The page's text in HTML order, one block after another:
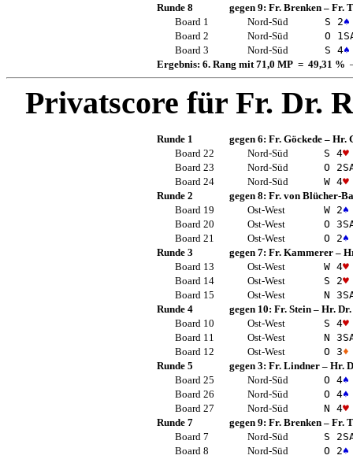
Runde 8
gegen 9: Fr. Brenken – Fr.
Board 1
Nord-Süd S 2♠
Board 2
Nord-Süd O 1
Board 3
Nord-Süd S 4♠
Ergebnis: 6. Rang mit 71,0 MP = 49,31 %
Privatscore für Fr. Dr.
Runde 1 gegen 6: Fr. Göckede – Hr.
Board 22
Nord-Süd S 4♥
Board 23
Nord-Süd O 2
Board 24
Nord-Süd W 4♥
Runde 2
gegen 8: Fr. von Blücher-
Board 19
Ost-West W 2♠
Board 20
Ost-West O 3
Board 21
Ost-West O 2♠
Runde 3
gegen 7: Fr. Kammerer –
Board 13
Ost-West W 4♥
Board 14
Ost-West S 2♥
Board 15
Ost-West N 3
Runde 4
gegen 10: Fr. Stein – Hr.
Board 10
Ost-West S 4♥
Board 11
Ost-West N 3
Board 12
Ost-West O 3♦
Runde 5
gegen 3: Fr. Lindner – Hr.
Board 25
Nord-Süd O 4♠
Board 26
Nord-Süd O 4♠
Board 27
Nord-Süd N 4♥
Runde 7
gegen 9: Fr. Brenken – Fr.
Board 7
Nord-Süd S 2
Board 8
Nord-Süd O 2♠